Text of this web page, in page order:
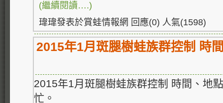
(繼續閱讀….)
瑋瑋發表於賞蛙情報網 回應(0) 人氣(1598)
2015年1月斑腿樹蛙族群控制 時
2015年1月斑腿樹蛙族群控制 時間、地
忙。